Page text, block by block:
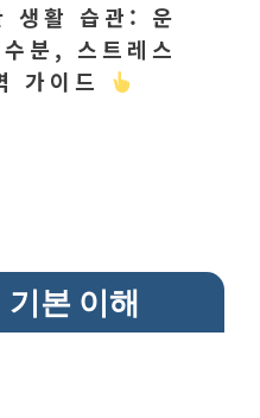
생활 습관: 운
분, 스트레스
가이드
본 이해